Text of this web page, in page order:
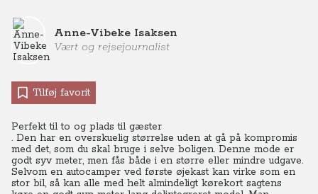
Anne-Vibeke Isaksen
Vært og rejsejournalist
Tilføj favorit
Perfekt til to og plads til gæster
. Den har en overskuelig størrelse uden at gå på kompromis
med det, som du skal bruge i selve boligen. Denne mode er
godt syv meter, men fås både i en større eller mindre udgave.
Selvom en autocamper ved første øjekast kan virke som en
stor bil, så kan alle med helt almindeligt kørekort sagtens